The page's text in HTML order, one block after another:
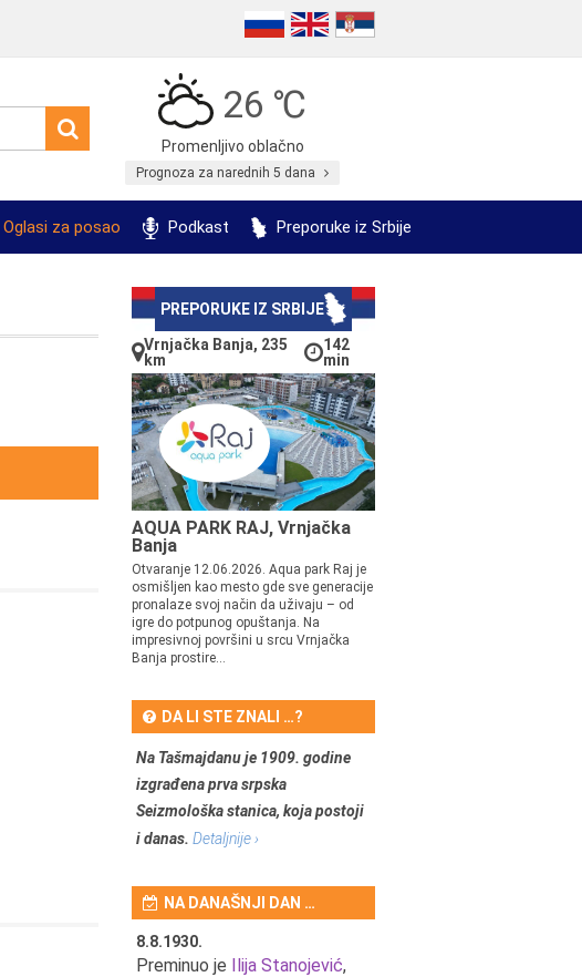
26 ℃
Promenljivo oblačno
Prognoza za narednih 5 dana
Oglasi za posao Podkast Preporuke iz Srbije
PREPORUKE IZ SRBIJE
Vrnjačka Banja, 235
km
142
min
AQUA PARK RAJ, Vrnjačka
Banja
Otvaranje 12.06.2026. Aqua park Raj je
osmišljen kao mesto gde sve generacije
pronalaze svoj način da uživaju – od
igre do potpunog opuštanja. Na
impresivnoj površini u srcu Vrnjačka
Banja prostire...
DA LI STE ZNALI …?
Na Tašmajdanu je 1909. godine
izgrađena prva srpska
Seizmološka stanica, koja postoji
i danas. Detaljnije ›
NA DANAŠNJI DAN …
8.8.1930.
Preminuo je Ilija Stanojević,